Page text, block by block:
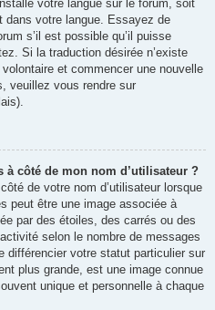
votre langue sur le forum, soit
dans votre langue. Essayez de
s’il est possible qu’il puisse
Si la traduction désirée n’existe
et commencer une nouvelle
veuillez vous rendre sur
côté de mon nom d’utilisateur ?
de votre nom d’utilisateur lorsque
peut être une image associée à
par des étoiles, des carrés ou des
selon le nombre de messages
différencier votre statut particulier sur
plus grande, est une image connue
unique et personnelle à chaque